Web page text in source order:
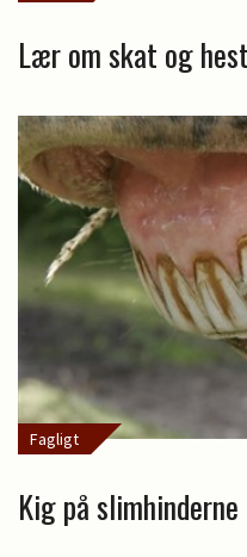
Lær om skat og
Fagligt
Kig på slimhinderne